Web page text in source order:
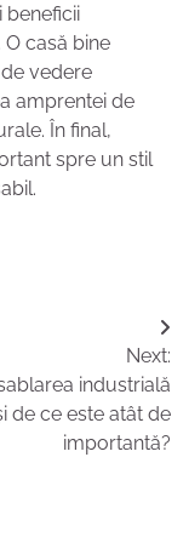
beneficii
casă bine
vedere
amprentei de
În final,
spre un stil
Next:
industrială
de ce este atât de
importantă?